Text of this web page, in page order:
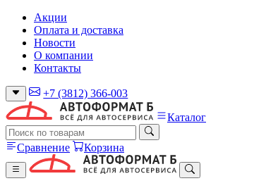
Акции
Оплата и доставка
Новости
О компании
Контакты
+7 (3812) 366-003
Каталог
Сравнение Корзина